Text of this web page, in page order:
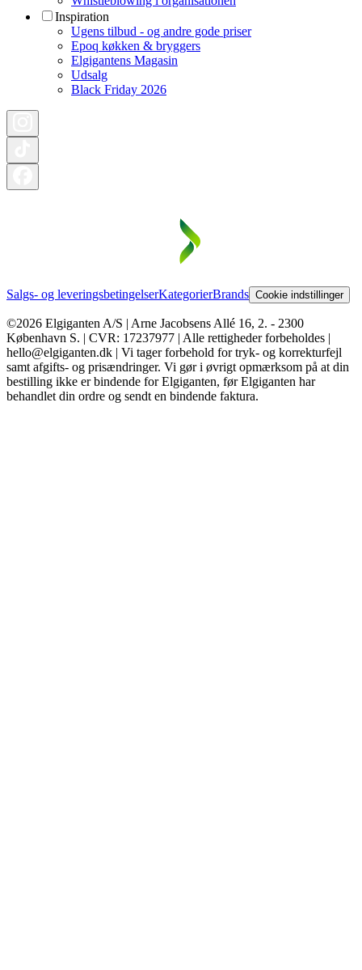
Inspiration
Ugens tilbud - og andre gode priser
Epoq køkken & bryggers
Elgigantens Magasin
Udsalg
Black Friday 2026
Salgs- og leveringsbetingelserKategorierBrands Cookie indstillinger
©2026 Elgiganten A/S | Arne Jacobsens Allé 16, 2. - 2300
København S. | CVR: 17237977 | Alle rettigheder forbeholdes |
hello@elgiganten.dk | Vi tager forbehold for tryk- og korrekturfejl
samt afgifts- og prisændringer. Vi gør i øvrigt opmærksom på at din
bestilling ikke er bindende for Elgiganten, før Elgiganten har
behandlet din ordre og sendt en bindende faktura.